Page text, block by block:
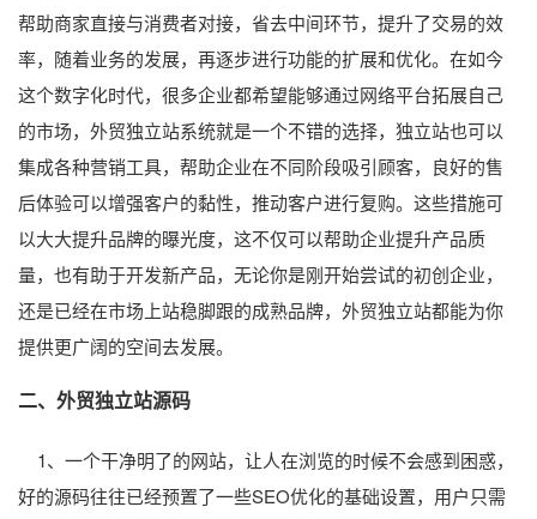
帮助商家直接与消费者对接，省去中间环节，提升了交易的效
率，随着业务的发展，再逐步进行功能的扩展和优化。在如今
这个数字化时代，很多企业都希望能够通过网络平台拓展自己
的市场，外贸独立站系统就是一个不错的选择，独立站也可以
集成各种营销工具，帮助企业在不同阶段吸引顾客，良好的售
后体验可以增强客户的黏性，推动客户进行复购。这些措施可
以大大提升品牌的曝光度，这不仅可以帮助企业提升产品质
量，也有助于开发新产品，无论你是刚开始尝试的初创企业，
还是已经在市场上站稳脚跟的成熟品牌，外贸独立站都能为你
提供更广阔的空间去发展。
二、外贸独立站源码
1、一个干净明了的网站，让人在浏览的时候不会感到困惑，
好的源码往往已经预置了一些SEO优化的基础设置，用户只需